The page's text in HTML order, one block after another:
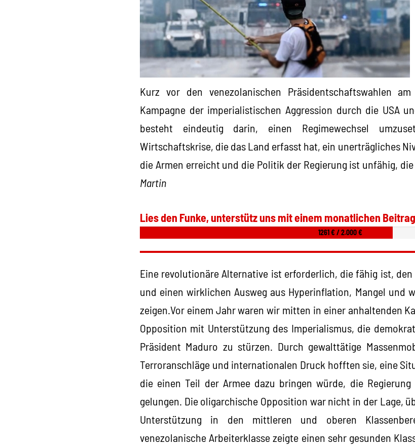
Kurz vor den venezolanischen Präsidentschaftswahlen
Kampagne der imperialistischen Aggression durch die USA
besteht eindeutig darin, einen Regimewechsel
Wirtschaftskrise, die das Land erfasst hat, ein unerträgliches
die Armen erreicht und die Politik der Regierung ist unfähig,
Martin
Lies den Funke, unterstütz uns mit einem monatlichen
1261 € / 2.000 €
Eine revolutionäre Alternative ist erforderlich, die fähig ist,
und einen wirklichen Ausweg aus Hyperinflation, Mangel und
zeigen.Vor einem Jahr waren wir mitten in einer anhaltenden
Opposition mit Unterstützung des Imperialismus, die
Präsident Maduro zu stürzen. Durch gewalttätige
Terroranschläge und internationalen Druck hofften sie, eine
die einen Teil der Armee dazu bringen würde, die
gelungen. Die oligarchische Opposition war nicht in der Lage,
Unterstützung in den mittleren und oberen
venezolanische Arbeiterklasse zeigte einen sehr gesunden